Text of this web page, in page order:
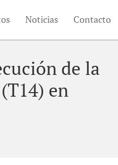
Noticias Contacto
de la
en